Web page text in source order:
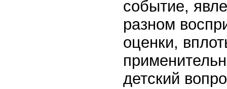
событие,
разном
оценки,
детский